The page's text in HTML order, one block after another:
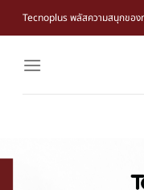
Tecnoplus พลัสความสนุกของ